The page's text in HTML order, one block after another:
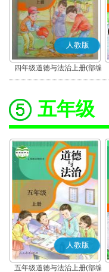
人教版
四年级道德与法治上册(部编
版)
五年级
人教版
五年级道德与法治上册(部编